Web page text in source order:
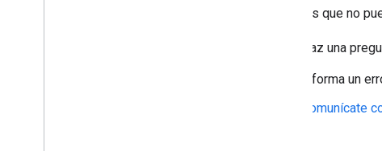
¿Sientes que no
Haz una
Informa un
Comunícate